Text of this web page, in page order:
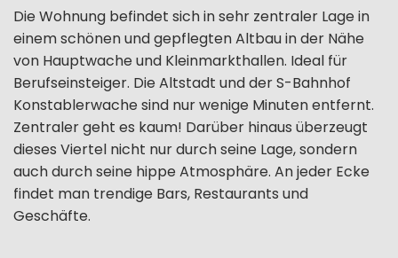
Die Wohnung befindet sich in sehr zentraler Lage in
einem schönen und gepflegten Altbau in der Nähe
von Hauptwache und Kleinmarkthallen. Ideal für
Berufseinsteiger. Die Altstadt und der S-Bahnhof
Konstablerwache sind nur wenige Minuten entfernt.
Zentraler geht es kaum! Darüber hinaus überzeugt
dieses Viertel nicht nur durch seine Lage, sondern
auch durch seine hippe Atmosphäre. An jeder Ecke
findet man trendige Bars, Restaurants und
Geschäfte.